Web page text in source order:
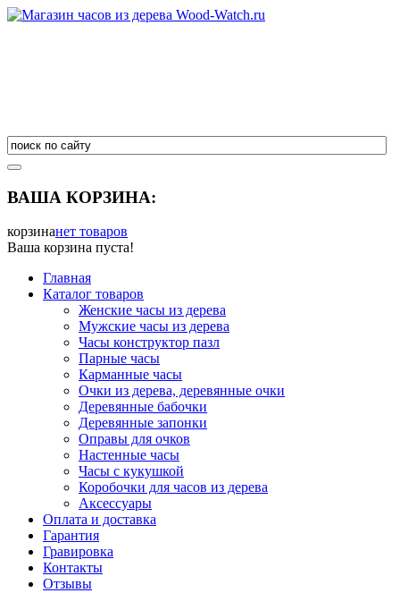
ВАША КОРЗИНА:
корзинанет товаров
Ваша корзина пуста!
Главная
Каталог товаров
Женские часы из дерева
Мужские часы из дерева
Часы конструктор пазл
Парные часы
Карманные часы
Очки из дерева, деревянные очки
Деревянные бабочки
Деревянные запонки
Оправы для очков
Настенные часы
Часы с кукушкой
Коробочки для часов из дерева
Аксессуары
Оплата и доставка
Гарантия
Гравировка
Контакты
Отзывы